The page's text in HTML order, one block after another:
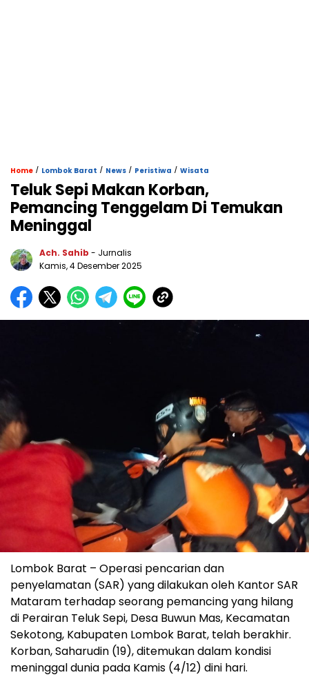
Home / Lombok Barat / News / Peristiwa / Wisata
Teluk Sepi Makan Korban,
Pemancing Tenggelam Di Temukan
Meninggal
Ach. Sahib - Jurnalis
Kamis, 4 Desember 2025
Lombok Barat – Operasi pencarian dan
penyelamatan (SAR) yang dilakukan oleh Kantor SAR
Mataram terhadap seorang pemancing yang hilang
di Perairan Teluk Sepi, Desa Buwun Mas, Kecamatan
Sekotong, Kabupaten Lombok Barat, telah berakhir.
Korban, Saharudin (19), ditemukan dalam kondisi
meninggal dunia pada Kamis (4/12) dini hari.